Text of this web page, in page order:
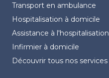
Transport en ambulance
Hospitalisation à domicile
Assistance à l'hospitalisation
Infirmier à domicile
Découvrir tous nos services